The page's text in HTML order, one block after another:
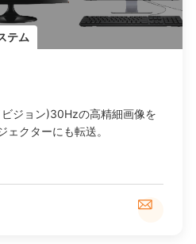
テム
ジョン)30Hzの高精細画像を
クターにも転送。